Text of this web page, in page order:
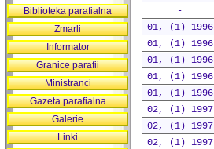
-
01, (1) 1996
01, (1) 1996
01, (1) 1996
01, (1) 1996
01, (1) 1996
02, (1) 1997
02, (1) 1997
02, (1) 1997
Biblioteka parafialna
Zmarli
Informator
Granice parafii
Ministranci
Gazeta parafialna
Galerie
Linki